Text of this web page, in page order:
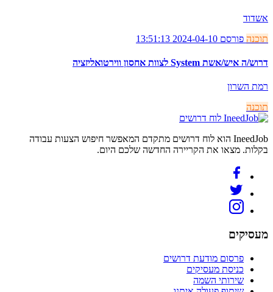
אשדוד
תוכנה פורסם 2024-04-10 13:51:13
דרוש/ה איש/אשת System לצוות אחסון ווירטואליזציה
רמת השרון
תוכנה
לוח דרושים
IneedJob הוא לוח דרושים מתקדם המאפשר חיפוש הצעות עבודה
בקלות. מצאו את הקריירה החדשה שלכם היום.
מעסיקים
פרסום מודעת דרושים
כניסת מעסיקים
שירותי השמה